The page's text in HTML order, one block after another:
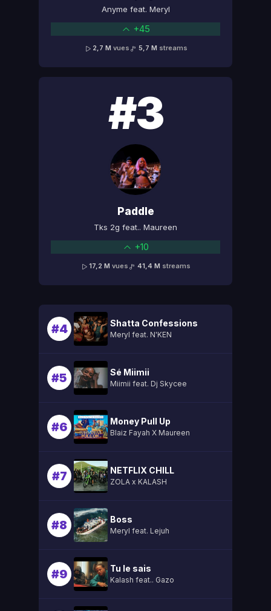
Anyme feat. Meryl
+45
2,7 M vues 5,7 M streams
#3
Paddle
Tks 2g feat.. Maureen
+10
17,2 M vues 41,4 M streams
#4 Shatta Confessions
Meryl feat. N'KEN
#5 Sé Miimii
Miimii feat. Dj Skycee
#6 Money Pull Up
Blaiz Fayah X Maureen
#7 NETFLIX CHILL
ZOLA x KALASH
#8 Boss
Meryl feat. Lejuh
#9 Tu le sais
Kalash feat.. Gazo